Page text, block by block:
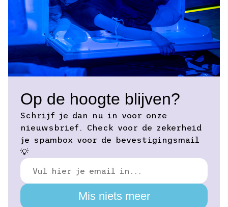
Op de hoogte blijven?
Schrijf je dan nu in voor onze
nieuwsbrief. Check voor de zekerheid
je spambox voor de bevestigingsmail
💡
Mis niets meer